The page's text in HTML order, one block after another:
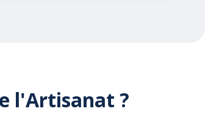
l'Artisanat ?